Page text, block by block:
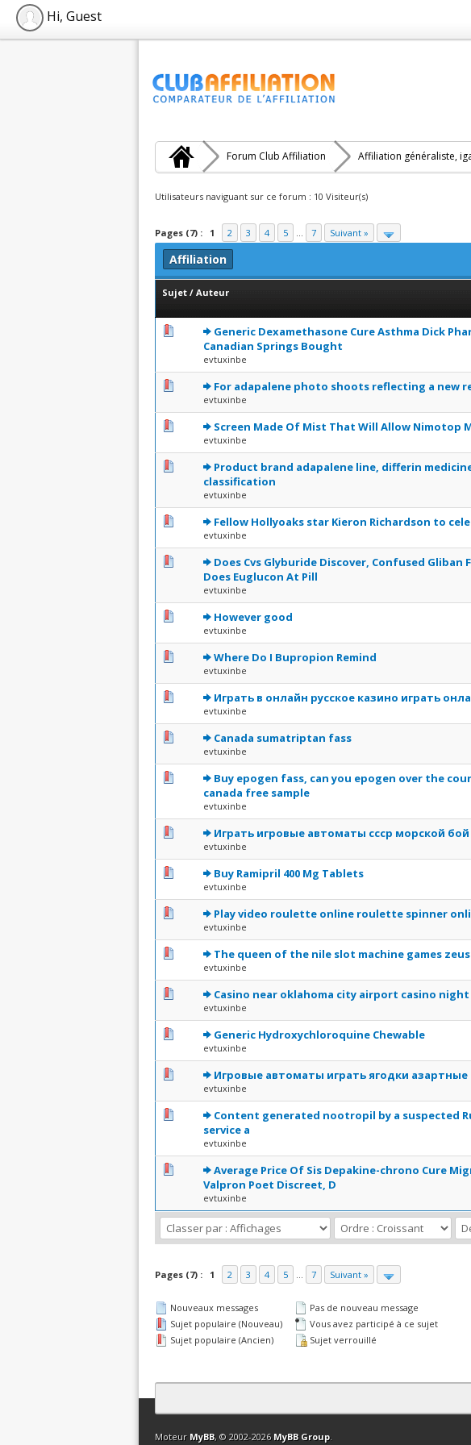
Hi, Guest
Forum Club Affiliation Affiliation généraliste,
Utilisateurs naviguant sur ce forum : 10 Visiteur(s)
Pages (7) : 1 2 3 4 5 ... 7 Suivant »
Affiliation
Sujet / Auteur
Generic Dexamethasone Cure Asthma Dick
Canadian Springs Bought
evtuxinbe
0 Votes - 0 sur 5 en moyenne
12345
For adapalene photo shoots reflecting a new
evtuxinbe
0 Votes - 0 sur 5 en moyenne
123 45
Screen Made Of Mist That Will Allow Nimotop
evtuxinbe
0 Votes - 0 sur 5 en moyenne
123 45
Product brand adapalene line, differin
classification
evtuxinbe
0 Votes - 0 sur 5 en moyenne
12345
Fellow Hollyoaks star Kieron Richardson to
evtuxinbe
0 Votes - 0 sur 5 en moyenne
12345
Does Cvs Glyburide Discover, Confused Gliban
Does Euglucon At Pill
evtuxinbe
0 Votes - 0 sur 5 en moyenne
12345
However good
evtuxinbe
0 Votes - 0 sur 5 en moyenne
Where Do I Bupropion Remind
evtuxinbe
0 Votes - 0 sur 5 en moyenne
1234 5
Играть в онлайн русское казино играть
evtuxinbe
0 Votes - 0 sur 5 en moyenne
12345
Canada sumatriptan fass
evtuxinbe
0 Votes - 0 sur 5 en moyenne
123 45
Buy epogen fass, can you epogen over the
canada free sample
evtuxinbe
0 Votes - 0 sur 5 en moyenne
12345
Играть игровые автоматы ссср морской бой
evtuxinbe
0 Votes - 0 sur 5 en moyenne
12345
Buy Ramipril 400 Mg Tablets
evtuxinbe
0 Votes - 0 sur 5 en moyenne
12 345
Play video roulette online roulette spinner
evtuxinbe
0 Votes - 0 sur 5 en moyenne
12345
The queen of the nile slot machine games zeus
evtuxinbe
0 Votes - 0 sur 5 en moyenne
1234 5
Casino near oklahoma city airport casino
evtuxinbe
0 Votes - 0 sur 5 en moyenne
1234 5
Generic Hydroxychloroquine Chewable
evtuxinbe
0 Votes - 0 sur 5 en moyenne
12345
Игровые автоматы играть ягодки азартные
evtuxinbe
0 Votes - 0 sur 5 en moyenne
123 45
Content generated nootropil by a suspected
service a
evtuxinbe
0 Votes - 0 sur 5 en moyenne
12 345
Average Price Of Sis Depakine-chrono Cure
Valpron Poet Discreet, D
evtuxinbe
0 Votes - 0 sur 5 en moyenne
12345
Pages (7) : 1 2 3 4 5 ... 7 Suivant »
Nouveaux messages
Sujet populaire (Nouveau)
Sujet populaire (Ancien)
Pas de nouveau message
Vous avez participé à ce sujet
Sujet verrouillé
Contact Club Affiliation Retourner en haut Version bas-
Moteur MyBB, © 2002-2026 MyBB Group.